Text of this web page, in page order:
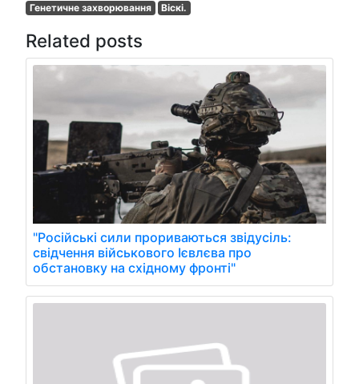
Генетичне захворювання
Віскі.
Related posts
"Російські сили прориваються звідусіль:
свідчення військового Ієвлєва про
обстановку на східному фронті"